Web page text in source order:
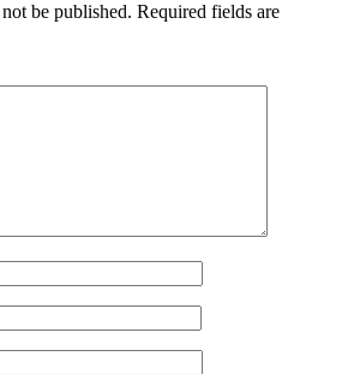
be published. Required fields are